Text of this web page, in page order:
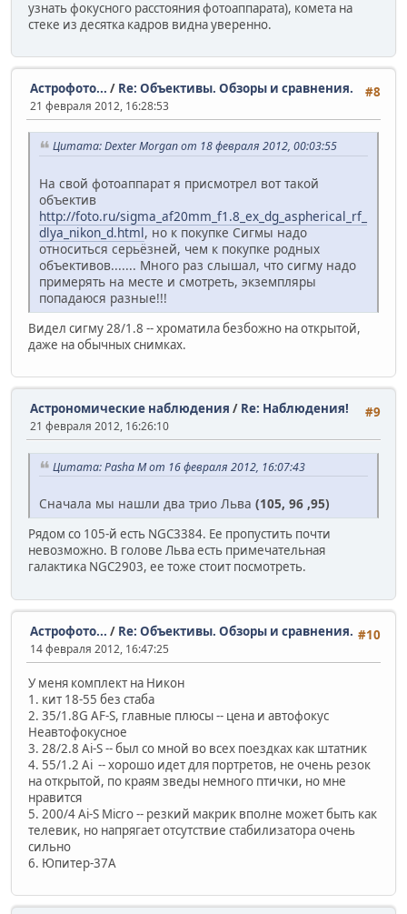
узнать фокусного расстояния фотоаппарата), комета на
стеке из десятка кадров видна уверенно.
#8
Астрофото... / Re: Объективы. Обзоры и сравнения.
21 февраля 2012, 16:28:53
Цитата: Dexter Morgan от 18 февраля 2012, 00:03:55
На свой фотоаппарат я присмотрел вот такой
объектив
http://foto.ru/sigma_af20mm_f1.8_ex_dg_aspherical_rf_
dlya_nikon_d.html, но к покупке Сигмы надо
относиться серьёзней, чем к покупке родных
объективов....... Много раз слышал, что сигму надо
примерять на месте и смотреть, экземпляры
попадаюся разные!!!
Видел сигму 28/1.8 -- хроматила безбожно на открытой,
даже на обычных снимках.
#9
Астрономические наблюдения / Re: Наблюдения!
21 февраля 2012, 16:26:10
Цитата: Pasha M от 16 февраля 2012, 16:07:43
Сначала мы нашли два трио Льва (105, 96 ,95)
Рядом со 105-й есть NGC3384. Ее пропустить почти
невозможно. В голове Льва есть примечательная
галактика NGC2903, ее тоже стоит посмотреть.
#10
Астрофото... / Re: Объективы. Обзоры и сравнения.
14 февраля 2012, 16:47:25
У меня комплект на Никон
1. кит 18-55 без стаба
2. 35/1.8G AF-S, главные плюсы -- цена и автофокус
Неавтофокусное
3. 28/2.8 Ai-S -- был со мной во всех поездках как штатник
4. 55/1.2 Ai -- хорошо идет для портретов, не очень резок
на открытой, по краям зведы немного птички, но мне
нравится
5. 200/4 Ai-S Micro -- резкий макрик вполне может быть как
телевик, но напрягает отсутствие стабилизатора очень
сильно
6. Юпитер-37А